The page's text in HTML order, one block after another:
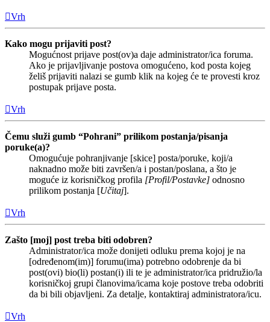
Vrh
Kako mogu prijaviti post?
Mogućnost prijave post(ov)a daje administrator/ica foruma.
Ako je prijavljivanje postova omogućeno, kod posta kojeg
želiš prijaviti nalazi se gumb klik na kojeg će te provesti kroz
postupak prijave posta.
Vrh
Čemu služi gumb “Pohrani” prilikom postanja/pisanja
poruke(a)?
Omogućuje pohranjivanje [skice] posta/poruke, koji/a
naknadno može biti završen/a i postan/poslana, a što je
moguće iz korisničkog profila [Profil/Postavke] odnosno
prilikom postanja [Učitaj].
Vrh
Zašto [moj] post treba biti odobren?
Administrator/ica može donijeti odluku prema kojoj je na
[određenom(im)] forumu(ima) potrebno odobrenje da bi
post(ovi) bio(li) postan(i) ili te je administrator/ica pridružio/la
korisničkoj grupi članovima/icama koje postove treba odobriti
da bi bili objavljeni. Za detalje, kontaktiraj administratora/icu.
Vrh